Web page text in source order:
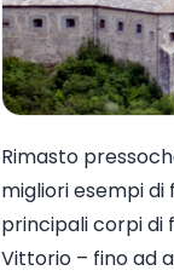
Rimasto
migliori esempi
principali corpi di
Vittorio – fino ad